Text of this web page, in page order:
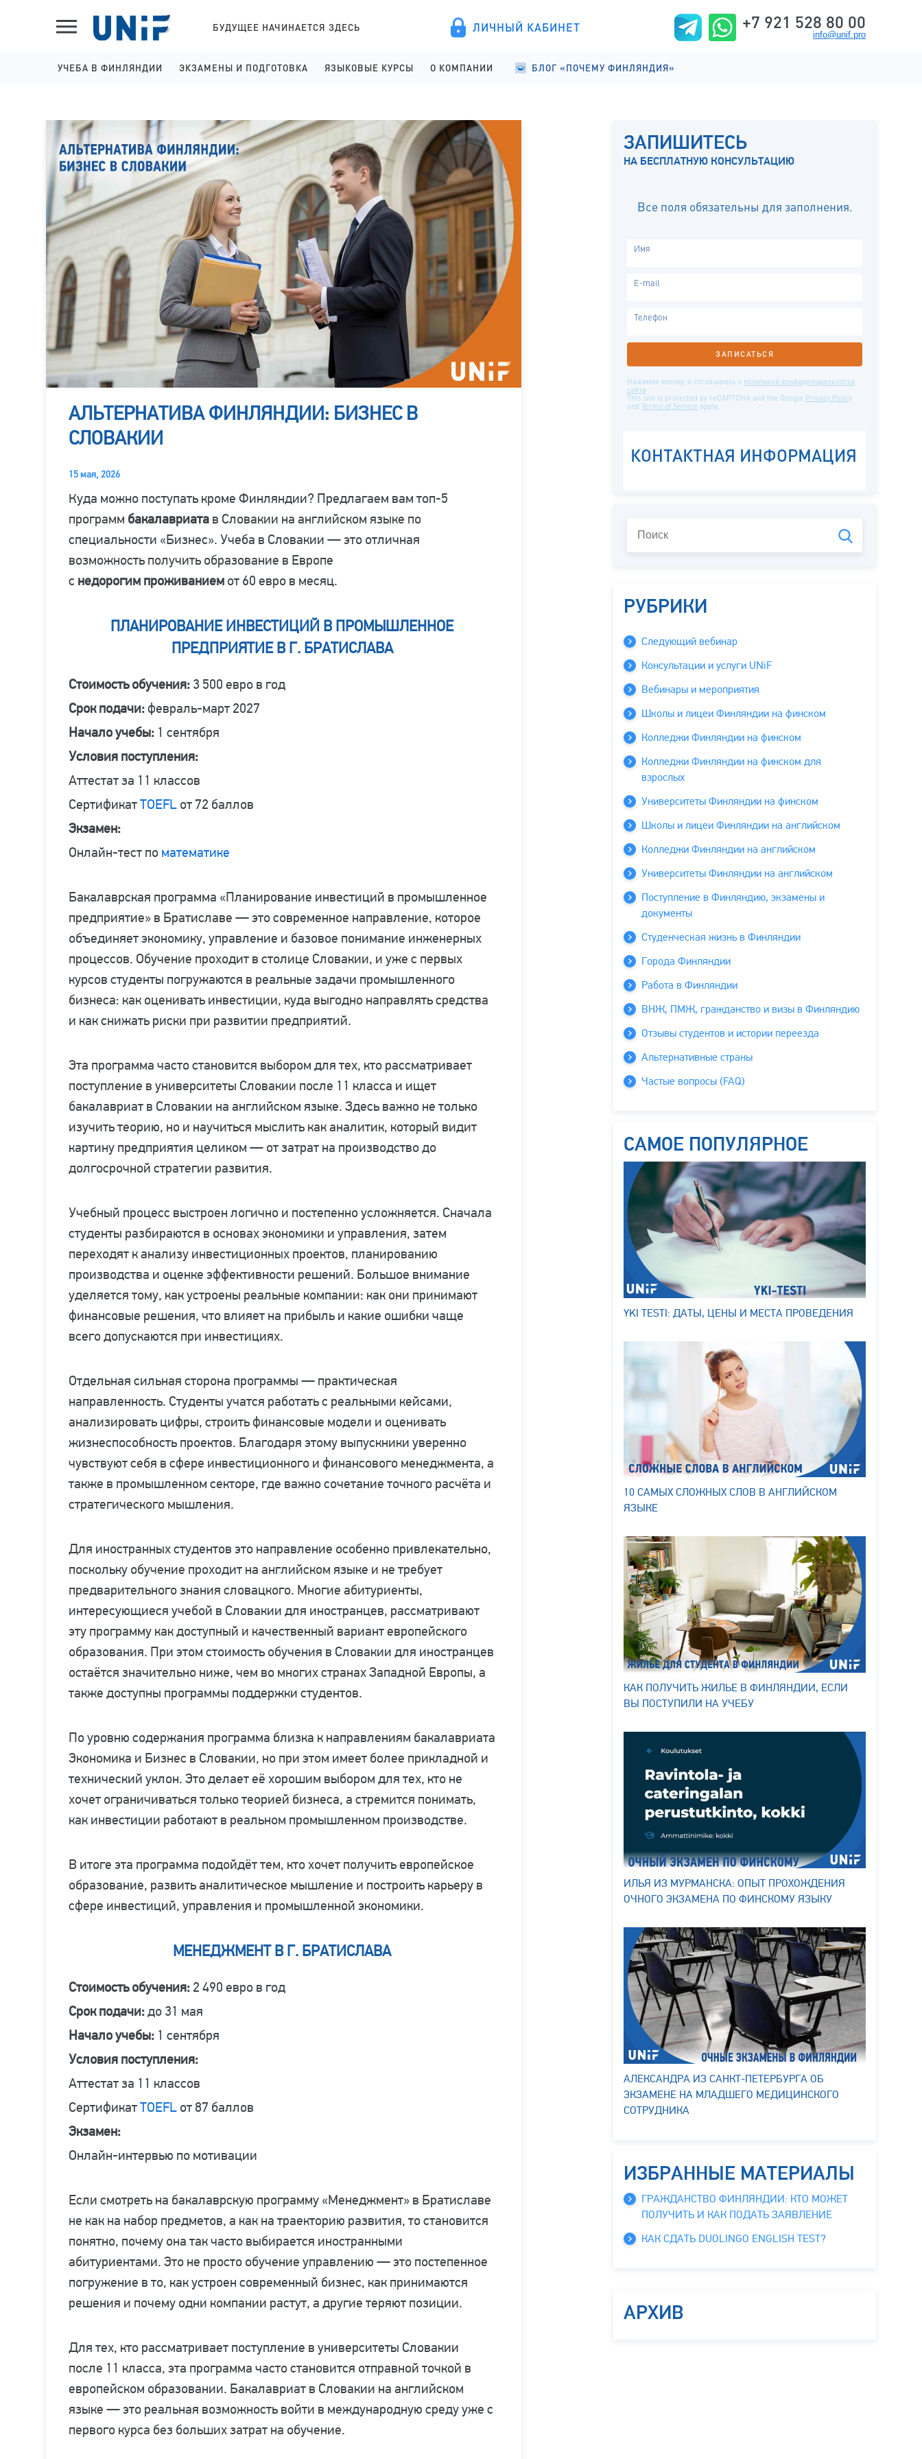
БУДУЩЕЕ НАЧИНАЕТСЯ ЗДЕСЬ ЛИЧНЫЙ КАБИНЕТ +7 921 528 80 00
info@unif.pro
УЧЕБА В ФИНЛЯНДИИ
КОЛЛЕДЖИ НА АНГЛИЙСКОМ
УНИВЕРСИТЕТЫ НА АНГЛИЙСКОМ
КОЛЛЕДЖИ НА ФИНСКОМ
ЭКЗАМЕНЫ И ПОДГОТОВКА
YKI ПОДГОТОВКА И РЕГИСТРАЦИЯ
ЯЗЫКОВЫЕ КУРСЫ
АНГЛИЙСКИЙ ДЛЯ ШКОЛЬНИКОВ
АНГЛИЙСКИЙ ДЛЯ СТАРШЕКЛАССНИКОВ
АНГЛИЙСКИЙ ДЛЯ ВЗРОСЛЫХ
ФИНСКИЙ ДЛЯ ПОСТУПАЮЩИХ
О КОМПАНИИ
ПРАВОВЫЕ ДОКУМЕНТЫ
СОТРУДНИЧЕСТВО
БЛОГ «ПОЧЕМУ ФИНЛЯНДИЯ»
СТУДЕНЧЕСКАЯ ЖИЗНЬ
АЛЬТЕРНАТИВА ФИНЛЯНДИИ: БИЗНЕС В
СЛОВАКИИ
15 мая, 2026
Куда можно поступать кроме Финляндии? Предлагаем вам топ-5
программ бакалавриата в Словакии на английском языке по
специальности «Бизнес». Учеба в Словакии — это отличная
возможность получить образование в Европе
с недорогим проживанием от 60 евро в месяц.
ПЛАНИРОВАНИЕ ИНВЕСТИЦИЙ В ПРОМЫШЛЕННОЕ
ПРЕДПРИЯТИЕ В Г. БРАТИСЛАВА
Стоимость обучения: 3 500 евро в год
Срок подачи:февраль-март 2027
Начало учебы: 1 сентября
Условия поступления:
Аттестат за 11 классов
СертификатTOEFL от 72 баллов
Экзамен:
Онлайн-тест по математике
Бакалаврская программа «Планирование инвестиций в промышленное
предприятие» в Братиславе — это современное направление, которое
объединяет экономику, управление и базовое понимание инженерных
процессов. Обучение проходит в столице Словакии, и уже с первых
курсов студенты погружаются в реальные задачи промышленного
бизнеса: как оценивать инвестиции, куда выгодно направлять средства
и как снижать риски при развитии предприятий.
Эта программа часто становится выбором для тех, кто рассматривает
поступление в университеты Словакии после 11 класса и ищет
бакалавриат в Словакии на английском языке. Здесь важно не только
изучить теорию, но и научиться мыслить как аналитик, который видит
картину предприятия целиком — от затрат на производство до
долгосрочной стратегии развития.
Учебный процесс выстроен логично и постепенно усложняется. Сначала
студенты разбираются в основах экономики и управления, затем
переходят к анализу инвестиционных проектов, планированию
производства и оценке эффективности решений. Большое внимание
уделяется тому, как устроены реальные компании: как они принимают
финансовые решения, что влияет на прибыль и какие ошибки чаще
всего допускаются при инвестициях.
Отдельная сильная сторона программы — практическая
направленность. Студенты учатся работать с реальными кейсами,
анализировать цифры, строить финансовые модели и оценивать
жизнеспособность проектов. Благодаря этому выпускники уверенно
чувствуют себя в сфере инвестиционного и финансового менеджмента, а
также в промышленном секторе, где важно сочетание точного расчёта и
стратегического мышления.
Для иностранных студентов это направление особенно привлекательно,
поскольку обучение проходит на английском языке и не требует
предварительного знания словацкого. Многие абитуриенты,
интересующиеся учебой в Словакии для иностранцев, рассматривают
эту программу как доступный и качественный вариант европейского
образования. При этом стоимость обучения в Словакии для иностранцев
остаётся значительно ниже, чем во многих странах Западной Европы, а
также доступны программы поддержки студентов.
По уровню содержания программа близка к направлениям бакалавриата
Экономика и Бизнес в Словакии, но при этом имеет более прикладной и
технический уклон. Это делает её хорошим выбором для тех, кто не
хочет ограничиваться только теорией бизнеса, а стремится понимать,
как инвестиции работают в реальном промышленном производстве.
В итоге эта программа подойдёт тем, кто хочет получить европейское
образование, развить аналитическое мышление и построить карьеру в
сфере инвестиций, управления и промышленной экономики.
МЕНЕДЖМЕНТ В Г. БРАТИСЛАВА
Стоимость обучения: 2 490 евро в год
Срок подачи:до 31 мая
Начало учебы: 1 сентября
Условия поступления:
Аттестат за 11 классов
СертификатTOEFL от 87 баллов
Экзамен:
Онлайн-интервью по мотивации
Если смотреть на бакалаврскую программу «Менеджмент» в Братиславе
не как на набор предметов, а как на траекторию развития, то становится
понятно, почему она так часто выбирается иностранными
абитуриентами. Это не просто обучение управлению — это постепенное
погружение в то, как устроен современный бизнес, как принимаются
решения и почему одни компании растут, а другие теряют позиции.
Для тех, кто рассматривает поступление в университеты Словакии
после 11 класса, эта программа часто становится отправной точкой в
европейском образовании. Бакалавриат в Словакии на английском
языке — это реальная возможность войти в международную среду уже с
первого курса без больших затрат на обучение.
ЗАПИШИТЕСЬ
НА БЕСПЛАТНУЮ КОНСУЛЬТАЦИЮ
РУБРИКИ
Следующий вебинар
Консультации и услуги UNiF
Вебинары и мероприятия
Школы и лицеи Финляндии на финском
Колледжи Финляндии на финском
Колледжи Финляндии на финском для
взрослых
Университеты Финляндии на финском
Школы и лицеи Финляндии на английском
Колледжи Финляндии на английском
Университеты Финляндии на английском
Поступление в Финляндию, экзамены и
документы
Студенческая жизнь в Финляндии
Города Финляндии
Работа в Финляндии
ВНЖ, ПМЖ, гражданство и визы в Финляндию
Отзывы студентов и истории переезда
Альтернативные страны
Частые вопросы (FAQ)
САМОЕ ПОПУЛЯРНОЕ
YKI TESTI: ДАТЫ, ЦЕНЫ И МЕСТА ПРОВЕДЕНИЯ
10 САМЫХ СЛОЖНЫХ СЛОВ В АНГЛИЙСКОМ
ЯЗЫКЕ
КАК ПОЛУЧИТЬ ЖИЛЬЕ В ФИНЛЯНДИИ, ЕСЛИ
ВЫ ПОСТУПИЛИ НА УЧЕБУ
ИЛЬЯ ИЗ МУРМАНСКА: ОПЫТ ПРОХОЖДЕНИЯ
ОЧНОГО ЭКЗАМЕНА ПО ФИНСКОМУ ЯЗЫКУ
АЛЕКСАНДРА ИЗ САНКТ-ПЕТЕРБУРГА ОБ
ЭКЗАМЕНЕ НА МЛАДШЕГО МЕДИЦИНСКОГО
СОТРУДНИКА
ИЗБРАННЫЕ МАТЕРИАЛЫ
ГРАЖДАНСТВО ФИНЛЯНДИИ: КТО МОЖЕТ
ПОЛУЧИТЬ И КАК ПОДАТЬ ЗАЯВЛЕНИЕ
КАК СДАТЬ DUOLINGO ENGLISH TEST?
АРХИВ